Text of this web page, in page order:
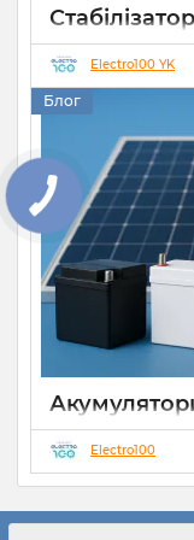
роботи СЕС
Electro100 YK
Блог
вибрати
28 09 2025
класичного типу,
Electro100